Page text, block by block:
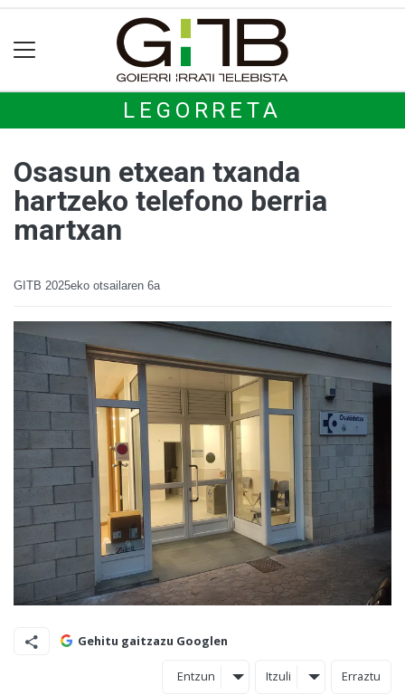
LEGORRETA
Osasun etxean txanda
hartzeko telefono berria
martxan
GITB 2025eko otsailaren 6a
Gehitu gaitzazu Googlen
Entzun Itzuli Erraztu